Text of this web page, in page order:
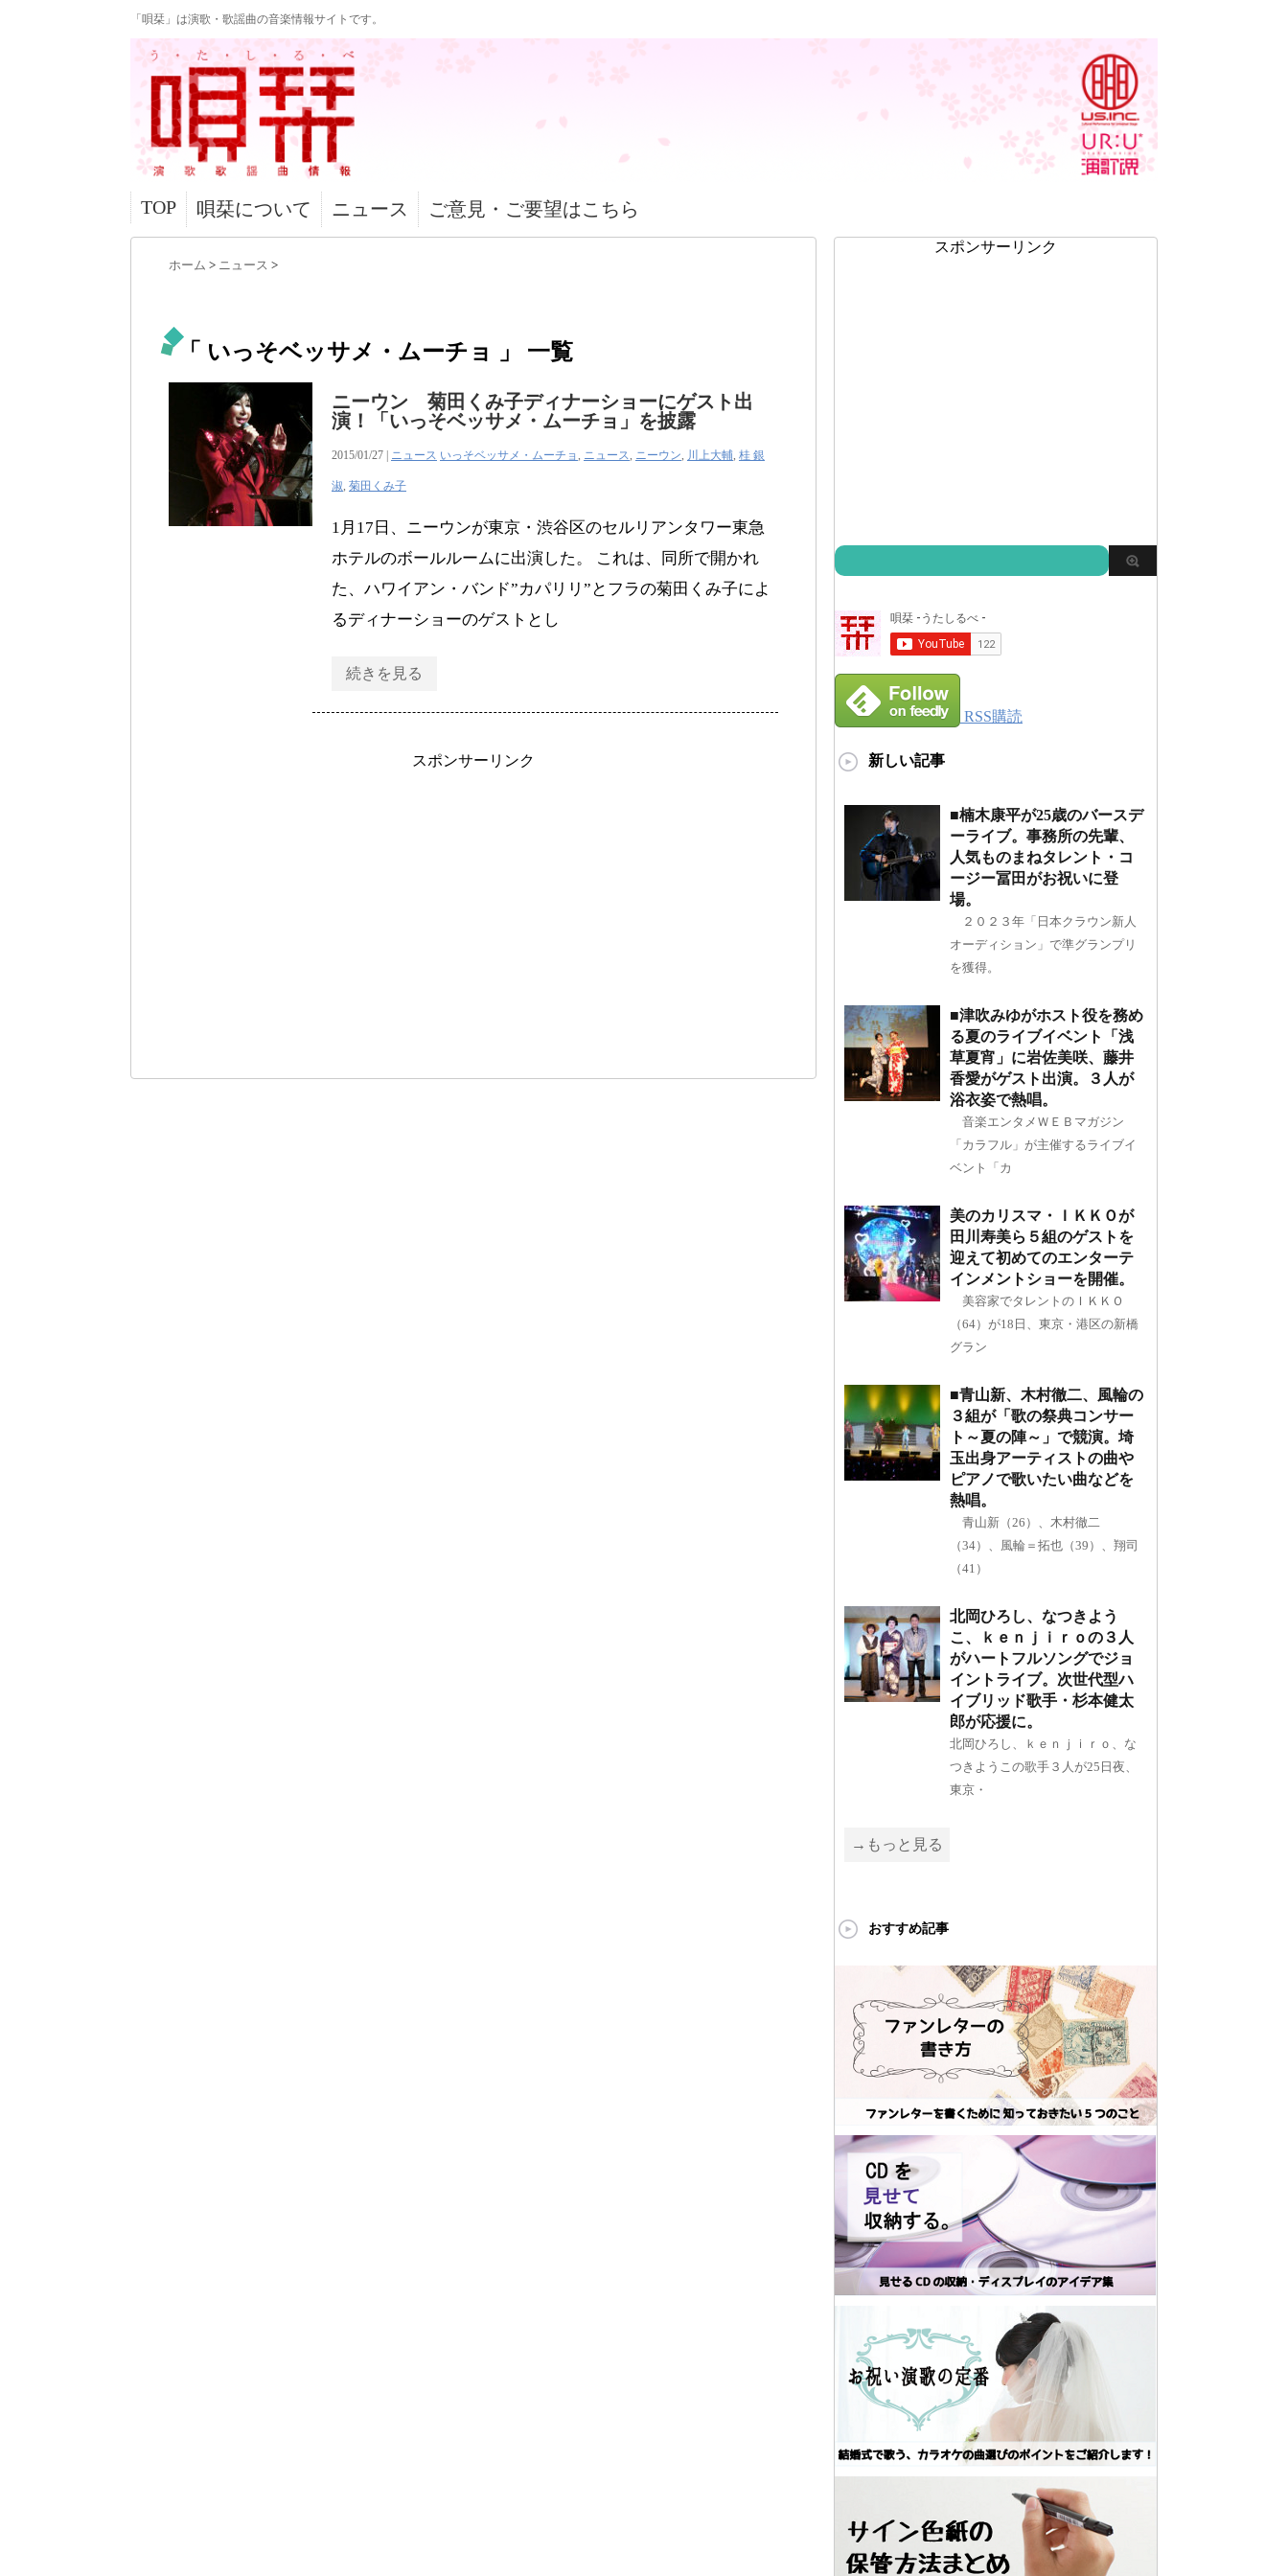
「唄栞」は演歌・歌謡曲の音楽情報サイトです。
TOP 唄栞について ニュース ご意見・ご要望はこちら
ホーム > ニュース >
「 いっそベッサメ・ムーチョ 」 一覧
ニーウン 菊田くみ子ディナーショーにゲスト出
演！「いっそベッサメ・ムーチョ」を披露
2015/01/27 | ニュース いっそベッサメ・ムーチョ , ニュース, ニーウン, 川上大輔, 桂 銀
淑, 菊田くみ子
1月17日、ニーウンが東京・渋谷区のセルリアンタワー東急
ホテルのボールルームに出演した。 これは、同所で開かれ
た、ハワイアン・バンド”カパリリ”とフラの菊田くみ子によ
るディナーショーのゲストとし
続きを見る
スポンサーリンク
スポンサーリンク
RSS購読
新しい記事
■楠木康平が25歳のバースデ
ーライブ。事務所の先輩、
人気ものまねタレント・コ
ージー冨田がお祝いに登
場。
２０２３年「日本クラウン新人
オーディション」で準グランプリ
を獲得。
■津吹みゆがホスト役を務め
る夏のライブイベント「浅
草夏宵」に岩佐美咲、藤井
香愛がゲスト出演。３人が
浴衣姿で熱唱。
音楽エンタメＷＥＢマガジン
「カラフル」が主催するライブイ
ベント「カ
美のカリスマ・ＩＫＫＯが
田川寿美ら５組のゲストを
迎えて初めてのエンターテ
インメントショーを開催。
美容家でタレントのＩＫＫＯ
（64）が18日、東京・港区の新橋
グラン
■青山新、木村徹二、風輪の
３組が「歌の祭典コンサー
ト～夏の陣～」で競演。埼
玉出身アーティストの曲や
ピアノで歌いたい曲などを
熱唱。
青山新（26）、木村徹二
（34）、風輪＝拓也（39）、翔司
（41）
北岡ひろし、なつきよう
こ、ｋｅｎｊｉｒｏの３人
がハートフルソングでジョ
イントライブ。次世代型ハ
イブリッド歌手・杉本健太
郎が応援に。
北岡ひろし、ｋｅｎｊｉｒｏ、な
つきようこの歌手３人が25日夜、
東京・
→もっと見る
おすすめ記事